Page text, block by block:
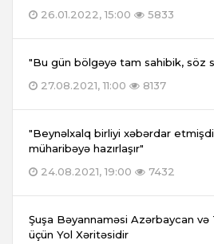
26.01.2022, 15:00
5833
"Bu gün bölgəyə tam sahibik, söz
27.08.2021, 11:00
8137
"Beynəlxalq birliyi xəbərdar
müharibəyə hazırlaşır"
24.08.2021, 19:00
7432
Şuşa Bəyannaməsi Azərbaycan və
üçün Yol Xəritəsidir